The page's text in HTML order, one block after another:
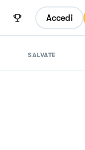
Accedi
SALVATE